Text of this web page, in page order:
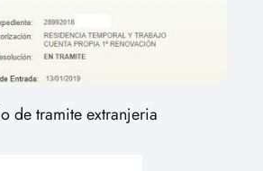
de tramite extranjeria